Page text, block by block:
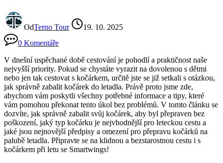
OdTerno Tour
19. 10. 2025
0 Komentáře
V dnešní uspěchané době cestování je pohodlí a praktičnost naše
nejvyšší priority. Pokud se chystáte vyrazit na dovolenou s dětmi
nebo jen tak cestovat s kočárkem, určitě jste se již setkali s otázkou,
jak správně zabalit kočárek do letadla. Právě proto jsme zde,
abychom vám poskytli všechny potřebné informace a tipy, které
vám pomohou překonat tento úkol bez problémů. V tomto článku se
dozvíte, jak správně zabalit svůj kočárek, aby byl přepraven bez
poškození, jaký typ kočárku je nejvhodnější pro leteckou cestu a
jaké jsou nejnovější předpisy a omezení pro přepravu kočárků na
palubě letadla. Připravte se na klidnou a bezstarostnou cestu i s
kočárkem při letu se Smartwings!